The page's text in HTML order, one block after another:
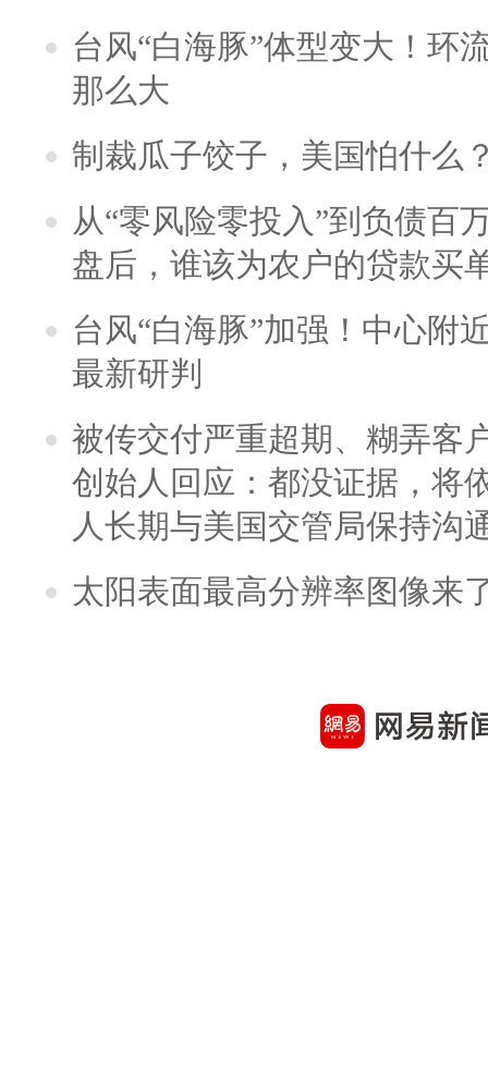
台风“白海豚”体型变大！环
那么大
制裁瓜子饺子，美国怕什么
从“零风险零投入”到负债百
盘后，谁该为农户的贷款买
台风“白海豚”加强！中心附
最新研判
被传交付严重超期、糊弄客
创始人回应：都没证据，将
人长期与美国交管局保持沟
太阳表面最高分辨率图像来